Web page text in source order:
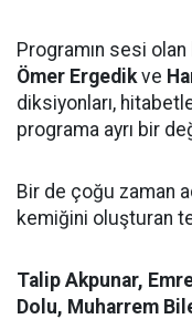
Programın sesi olan
Ömer Ergedikve
diksiyonları,
programa ayrı bir
Bir de çoğu zaman
kemiğini oluşturan
Talip Akpunar,
Dolu, Muharrem